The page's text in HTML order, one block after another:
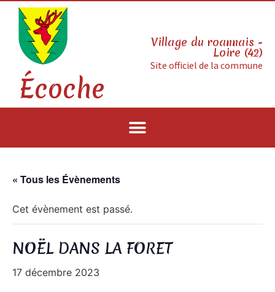
Écoche
Village du roannais -
Loire (42)
Site officiel de la commune
« Tous les Évènements
Cet évènement est passé.
NOËL DANS LA FORET
17 décembre 2023